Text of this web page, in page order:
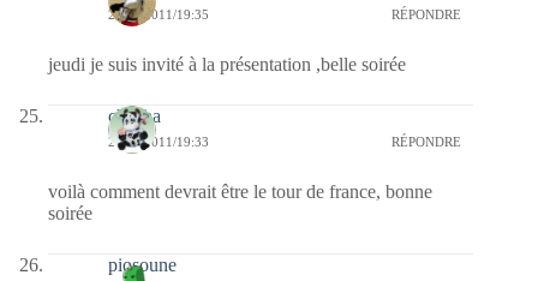
28/06/2011/19:35 RÉPONDRE
jeudi je suis invité à la présentation ,belle soirée
chacha
28/06/2011/19:33 RÉPONDRE
voilà comment devrait être le tour de france, bonne
soirée
piosoune